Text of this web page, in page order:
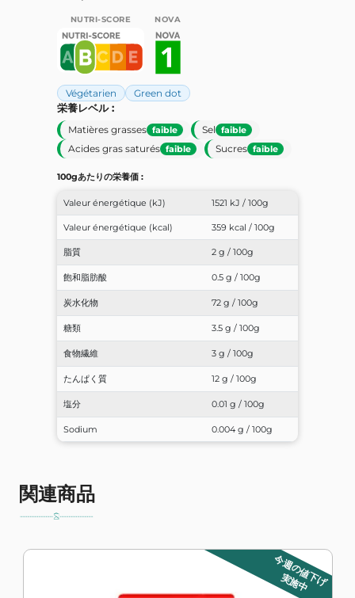
NUTRI-SCORE NOVA
Végétarien Green dot
栄養レベル :
Matières grasses faible Sel faible
Acides gras saturés faible Sucres faible
100gあたりの栄養価 :
Valeur énergétique (kJ) 1521 kJ / 100g
Valeur énergétique (kcal) 359 kcal / 100g
脂質 2 g / 100g
飽和脂肪酸 0.5 g / 100g
炭水化物 72 g / 100g
糖類 3.5 g / 100g
食物繊維 3 g / 100g
たんぱく質 12 g / 100g
塩分 0.01 g / 100g
Sodium 0.004 g / 100g
関連商品
今週の値下げ
実施中